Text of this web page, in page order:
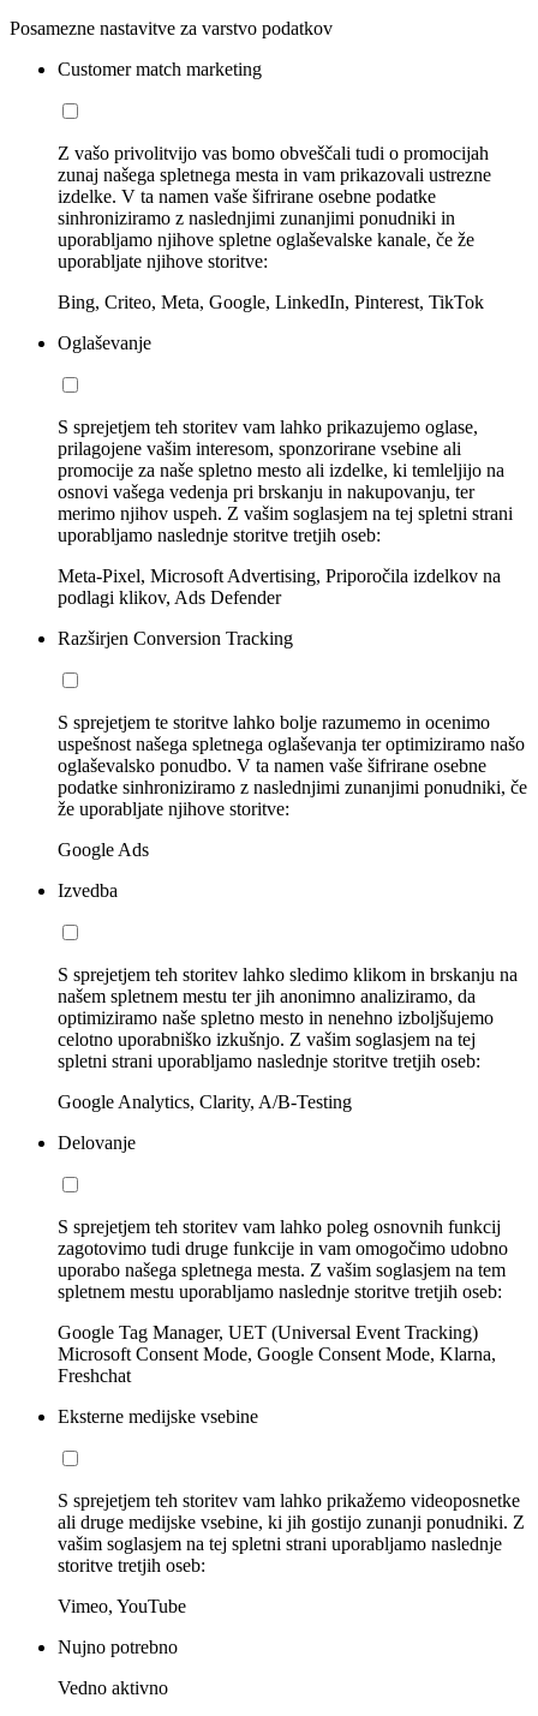
Posamezne nastavitve za varstvo podatkov
Customer match marketing
Z vašo privolitvijo vas bomo obveščali tudi o promocijah
zunaj našega spletnega mesta in vam prikazovali ustrezne
izdelke. V ta namen vaše šifrirane osebne podatke
sinhroniziramo z naslednjimi zunanjimi ponudniki in
uporabljamo njihove spletne oglaševalske kanale, če že
uporabljate njihove storitve:
Bing, Criteo, Meta, Google, LinkedIn, Pinterest, TikTok
Oglaševanje
S sprejetjem teh storitev vam lahko prikazujemo oglase,
prilagojene vašim interesom, sponzorirane vsebine ali
promocije za naše spletno mesto ali izdelke, ki temleljijo na
osnovi vašega vedenja pri brskanju in nakupovanju, ter
merimo njihov uspeh. Z vašim soglasjem na tej spletni strani
uporabljamo naslednje storitve tretjih oseb:
Meta-Pixel, Microsoft Advertising, Priporočila izdelkov na
podlagi klikov, Ads Defender
Razširjen Conversion Tracking
S sprejetjem te storitve lahko bolje razumemo in ocenimo
uspešnost našega spletnega oglaševanja ter optimiziramo našo
oglaševalsko ponudbo. V ta namen vaše šifrirane osebne
podatke sinhroniziramo z naslednjimi zunanjimi ponudniki, če
že uporabljate njihove storitve:
Google Ads
Izvedba
S sprejetjem teh storitev lahko sledimo klikom in brskanju na
našem spletnem mestu ter jih anonimno analiziramo, da
optimiziramo naše spletno mesto in nenehno izboljšujemo
celotno uporabniško izkušnjo. Z vašim soglasjem na tej
spletni strani uporabljamo naslednje storitve tretjih oseb:
Google Analytics, Clarity, A/B-Testing
Delovanje
S sprejetjem teh storitev vam lahko poleg osnovnih funkcij
zagotovimo tudi druge funkcije in vam omogočimo udobno
uporabo našega spletnega mesta. Z vašim soglasjem na tem
spletnem mestu uporabljamo naslednje storitve tretjih oseb:
Google Tag Manager, UET (Universal Event Tracking)
Microsoft Consent Mode, Google Consent Mode, Klarna,
Freshchat
Eksterne medijske vsebine
S sprejetjem teh storitev vam lahko prikažemo videoposnetke
ali druge medijske vsebine, ki jih gostijo zunanji ponudniki. Z
vašim soglasjem na tej spletni strani uporabljamo naslednje
storitve tretjih oseb:
Vimeo, YouTube
Nujno potrebno
Vedno aktivno